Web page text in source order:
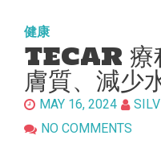
健康
TECAR 療
膚質、減少
MAY 16, 2024
NO COMMENTS